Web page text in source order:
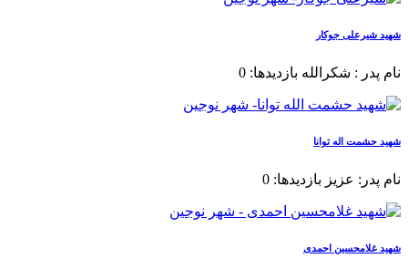
شهید شیرعلی جوکار
نام پدر : شکرالله بازدیدها: 0
شهید حشمت اله توانا
نام پدر: عزیز بازدیدها: 0
شهید غلامحسین احمدی